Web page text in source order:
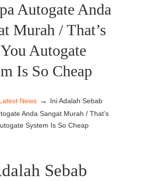
Autogate Anda
Murah / That’s
Autogate
Is So Cheap
News → Ini Adalah Sebab
Anda Sangat Murah / That’s
System Is So Cheap
Sebab